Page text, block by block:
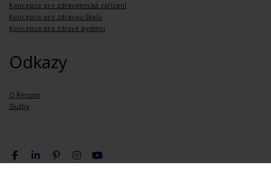
Koncepce pro zdravotnická zařízení
Koncepce pro zdravou školu
Koncepce pro zdravé bydlení
Odkazy
O Renson
Služby